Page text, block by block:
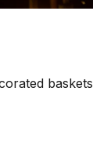
baskets